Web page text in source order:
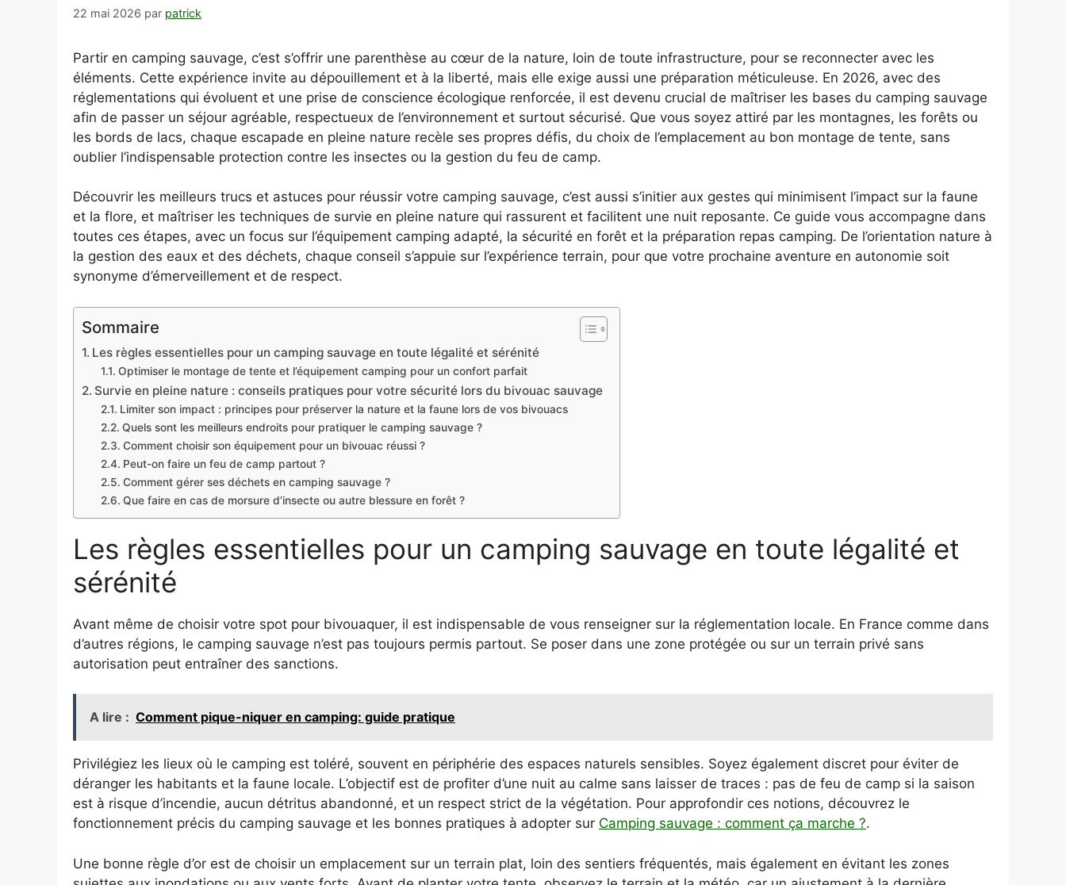
22 mai 2026 par patrick
Partir en camping sauvage, c’est s’offrir une parenthèse au cœur de la nature, loin de toute infrastructure, pour se reconnecter avec les
éléments. Cette expérience invite au dépouillement et à la liberté, mais elle exige aussi une préparation méticuleuse. En 2026, avec des
réglementations qui évoluent et une prise de conscience écologique renforcée, il est devenu crucial de maîtriser les bases du camping sauvage
afin de passer un séjour agréable, respectueux de l’environnement et surtout sécurisé. Que vous soyez attiré par les montagnes, les forêts ou
les bords de lacs, chaque escapade en pleine nature recèle ses propres défis, du choix de l’emplacement au bon montage de tente, sans
oublier l’indispensable protection contre les insectes ou la gestion du feu de camp.
Découvrir les meilleurs trucs et astuces pour réussir votre camping sauvage, c’est aussi s’initier aux gestes qui minimisent l’impact sur la faune
et la flore, et maîtriser les techniques de survie en pleine nature qui rassurent et facilitent une nuit reposante. Ce guide vous accompagne dans
toutes ces étapes, avec un focus sur l’équipement camping adapté, la sécurité en forêt et la préparation repas camping. De l’orientation nature à
la gestion des eaux et des déchets, chaque conseil s’appuie sur l’expérience terrain, pour que votre prochaine aventure en autonomie soit
synonyme d’émerveillement et de respect.
Sommaire
Les règles essentielles pour un camping sauvage en toute légalité et sérénité
Optimiser le montage de tente et l’équipement camping pour un confort parfait
Survie en pleine nature : conseils pratiques pour votre sécurité lors du bivouac sauvage
Limiter son impact : principes pour préserver la nature et la faune lors de vos bivouacs
Quels sont les meilleurs endroits pour pratiquer le camping sauvage ?
Comment choisir son équipement pour un bivouac réussi ?
Peut-on faire un feu de camp partout ?
Comment gérer ses déchets en camping sauvage ?
Que faire en cas de morsure d’insecte ou autre blessure en forêt ?
Les règles essentielles pour un camping sauvage en toute légalité et
sérénité
Avant même de choisir votre spot pour bivouaquer, il est indispensable de vous renseigner sur la réglementation locale. En France comme dans
d’autres régions, le camping sauvage n’est pas toujours permis partout. Se poser dans une zone protégée ou sur un terrain privé sans
autorisation peut entraîner des sanctions.
A lire : Comment pique-niquer en camping: guide pratique
Privilégiez les lieux où le camping est toléré, souvent en périphérie des espaces naturels sensibles. Soyez également discret pour éviter de
déranger les habitants et la faune locale. L’objectif est de profiter d’une nuit au calme sans laisser de traces : pas de feu de camp si la saison
est à risque d’incendie, aucun détritus abandonné, et un respect strict de la végétation. Pour approfondir ces notions, découvrez le
fonctionnement précis du camping sauvage et les bonnes pratiques à adopter sur Camping sauvage : comment ça marche ?.
Une bonne règle d’or est de choisir un emplacement sur un terrain plat, loin des sentiers fréquentés, mais également en évitant les zones